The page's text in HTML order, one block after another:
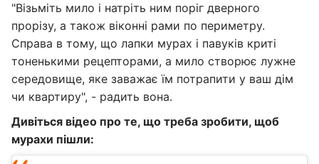
"Візьміть мило і натріть ним поріг дверного
прорізу, а також віконні рами по периметру.
Справа в тому, що лапки мурах і павуків криті
тоненькими рецепторами, а мило створює лужне
середовище, яке заважає їм потрапити у ваш дім
чи квартиру", - радить вона.
Дивіться відео про те, що треба зробити, щоб
мурахи пішли: